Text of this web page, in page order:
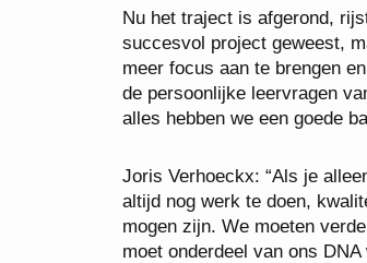
Nu het traject is afgerond,
succesvol project geweest,
meer focus aan te brengen
de persoonlijke leervragen
alles hebben we een goede
Joris Verhoeckx: “Als je
altijd nog werk te doen,
mogen zijn. We moeten
moet onderdeel van ons DNA